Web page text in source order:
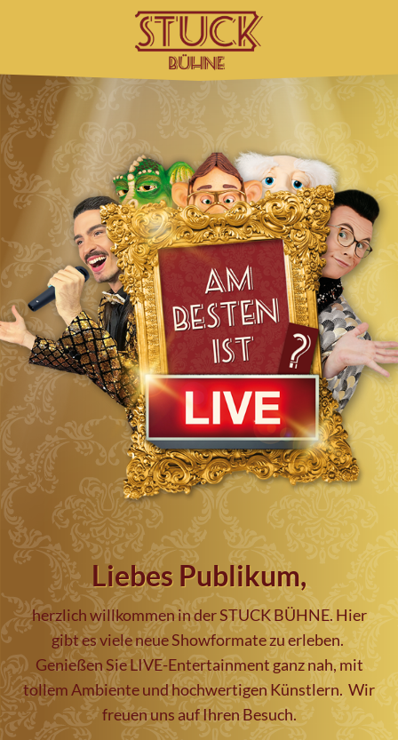
Liebes Publikum,
herzlich willkommen in der STUCK BÜHNE. Hier
gibt es viele neue Showformate zu erleben.
Genießen Sie LIVE-Entertainment ganz nah, mit
tollem Ambiente und hochwertigen Künstlern. Wir
freuen uns auf Ihren Besuch.